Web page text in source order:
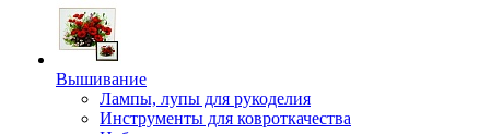
Вышивание
Лампы, лупы для рукоделия
Инструменты для ковроткачества